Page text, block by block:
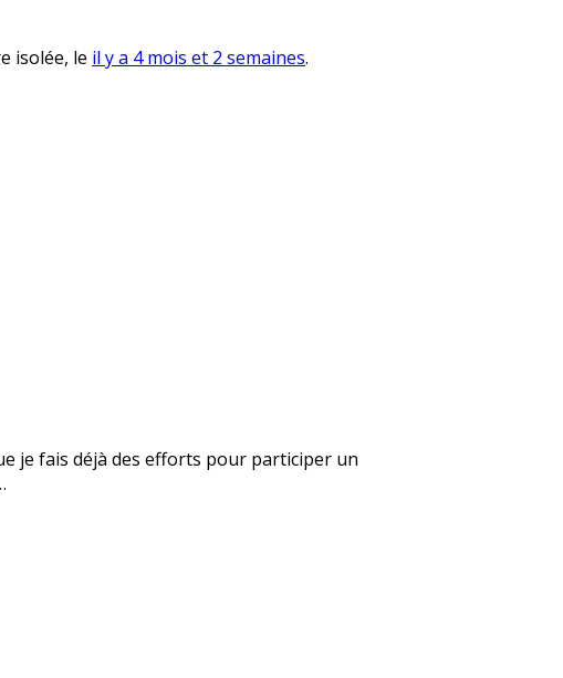
isolée, le il y a 4 mois et 2 semaines.
je fais déjà des efforts pour participer un